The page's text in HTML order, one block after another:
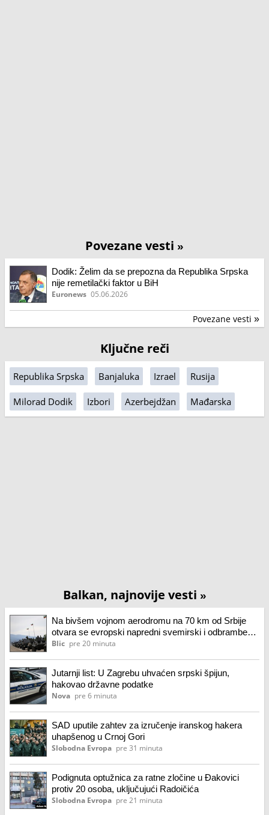
Povezane vesti »
Dodik: Želim da se prepozna da Republika Srpska
nije remetilački faktor u BiH
Euronews 05.06.2026
Povezane vesti »
Ključne reči
Republika Srpska Banjaluka Izrael Rusija
Milorad Dodik Izbori Azerbejdžan Mađarska
Balkan, najnovije vesti »
Na bivšem vojnom aerodromu na 70 km od Srbije
otvara se evropski napredni svemirski i odbrambeni
centar
Blic pre 20 minuta
Jutarnji list: U Zagrebu uhvaćen srpski špijun,
hakovao državne podatke
Nova pre 6 minuta
SAD uputile zahtev za izručenje iranskog hakera
uhapšenog u Crnoj Gori
Slobodna Evropa pre 31 minuta
Podignuta optužnica za ratne zločine u Đakovici
protiv 20 osoba, uključujući Radoičića
Slobodna Evropa pre 21 minuta